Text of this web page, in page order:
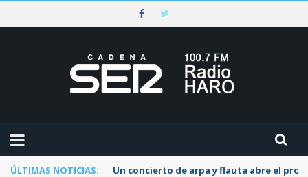
ÚLTIMAS NOTICIAS: Un concierto de arpa y flauta abre el